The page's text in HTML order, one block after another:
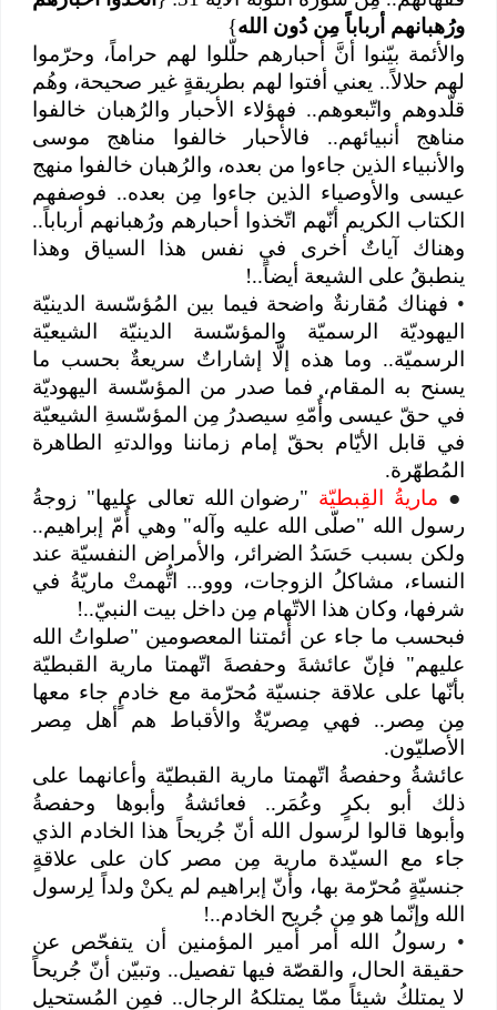
ورُهبانهم أرباباً مِن دُون الله}
والأئمة بيّنوا أنَّ أحبارهم حلّلوا لهم حراماً، وحرّموا
لهم حلالاً.. يعني أفتوا لهم بطريقةٍ غير صحيحة، وهُم
قلّدوهم واتّبعوهم.. فهؤلاء الأحبار والرُهبان خالفوا
مناهج أنبيائهم.. فالأحبار خالفوا مناهج موسى
والأنبياء الذين جاءوا من بعده، والرُهبان خالفوا منهج
عيسى والأوصياء الذين جاءوا مِن بعده.. فوصفهم
الكتاب الكريم أنّهم اتّخذوا أحبارهم ورُهبانهم أرباباً..
وهناك آياتٌ أخرى في نفس هذا السياق وهذا
ينطبقُ على الشيعة أيضاً..!
• فهناك مُقارنةٌ واضحة فيما بين المُؤسّسة الدينيّة
اليهوديّة الرسميّة والمؤسّسة الدينيّة الشيعيّة
الرسميّة.. وما هذه إلّا إشاراتٌ سريعةٌ بحسب ما
يسنح به المقام، فما صدر من المؤسّسة اليهوديّة
في حقّ عيسى وأُمّهِ سيصدرُ مِن المؤسّسةِ الشيعيّة
في قابل الأيّام بحقّ إمام زماننا ووالدتهِ الطاهرة
المُطهّرة.
●
ماريةُ القِبطيّة "رضوان الله تعالى عليها" زوجةُ
رسول الله "صلّى الله عليه وآله" وهي أُمّ إبراهيم..
ولكن بسبب حَسَدُ الضرائر، والأمراض النفسيّة عند
النساء، مشاكلُ الزوجات، ووو... اتُّهمتْ ماريّةُ في
شرفها، وكان هذا الاتّهام مِن داخل بيت النبيّ..!
فبحسب ما جاء عن أئمتنا المعصومين "صلواتُ الله
عليهم" فإنّ عائشةَ وحفصةَ اتّهمتا مارية القبطيّة
بأنّها على علاقة جنسيّة مُحرّمة مع خادمٍ جاء معها
مِن مِصر.. فهي مِصريّةٌ والأقباط هم أهل مِصر
الأصليّون.
عائشةُ وحفصةُ اتّهمتا مارية القبطيّة وأعانهما على
ذلك أبو بكرٍ وعُمَر.. فعائشةُ وأبوها وحفصةُ
وأبوها قالوا لرسول الله أنّ جُريحاً هذا الخادم الذي
جاء مع السيّدة مارية مِن مصر كان على علاقةٍ
جنسيّةٍ مُحرّمة بها، وأنّ إبراهيم لم يكنْ ولداً لِرسول
الله وإنّما هو مِن جُريح الخادم..!
• رسولُ الله أمر أمير المؤمنين أن يتفحّص عن
حقيقة الحال، والقصّة فيها تفصيل.. وتبيّن أنّ جُريحاً
لا يمتلكُ شيئاً ممّا يمتلكهُ الرجال.. فمِن المُستحيل